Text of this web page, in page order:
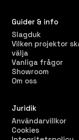
Guider & info
Slagduk
Vilken projektor
välja
Vanliga frågor
Showroom
Om oss
Juridik
Användarvillkor
Cookies